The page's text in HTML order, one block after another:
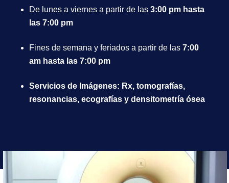
De lunes a viernes a partir de las 3:00 pm hasta
las 7:00 pm
Fines de semana y feriados a partir de las 7:00
am hasta las 7:00 pm
Servicios de Imágenes: Rx, tomografías,
resonancias, ecografías y densitometría ósea